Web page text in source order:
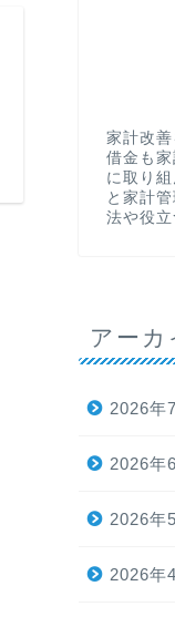
家計改善
借金も
に取り
と家計
法や役立
アーカ
2026年
2026年
2026年
2026年